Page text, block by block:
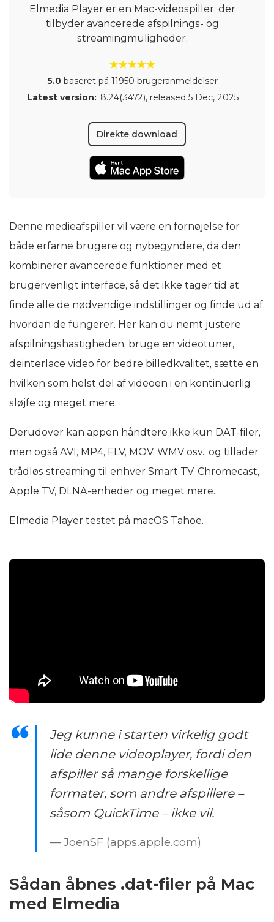
Elmedia Player er en Mac-videospiller, der
tilbyder avancerede afspilnings- og
streamingmuligheder.
5.0 baseret på 11950 brugeranmeldelser
Latest version: 8.24(3472), released 5 Dec, 2025
Direkte download
Denne medieafspiller vil være en fornøjelse for
både erfarne brugere og nybegyndere, da den
kombinerer avancerede funktioner med et
brugervenligt interface, så det ikke tager tid at
finde alle de nødvendige indstillinger og finde ud af,
hvordan de fungerer. Her kan du nemt justere
afspilningshastigheden, bruge en videotuner,
deinterlace video for bedre billedkvalitet, sætte en
hvilken som helst del af videoen i en kontinuerlig
sløjfe og meget mere.
Derudover kan appen håndtere ikke kun DAT-filer,
men også AVI, MP4, FLV, MOV, WMV osv., og tillader
trådløs streaming til enhver Smart TV, Chromecast,
Apple TV, DLNA-enheder og meget mere.
Elmedia Player testet på macOS Tahoe.
Jeg kunne i starten virkelig godt
lide denne videoplayer, fordi den
afspiller så mange forskellige
formater, som andre afspillere –
såsom QuickTime – ikke vil.
— JoenSF (apps.apple.com)
Sådan åbnes .dat-filer på Mac
med Elmedia